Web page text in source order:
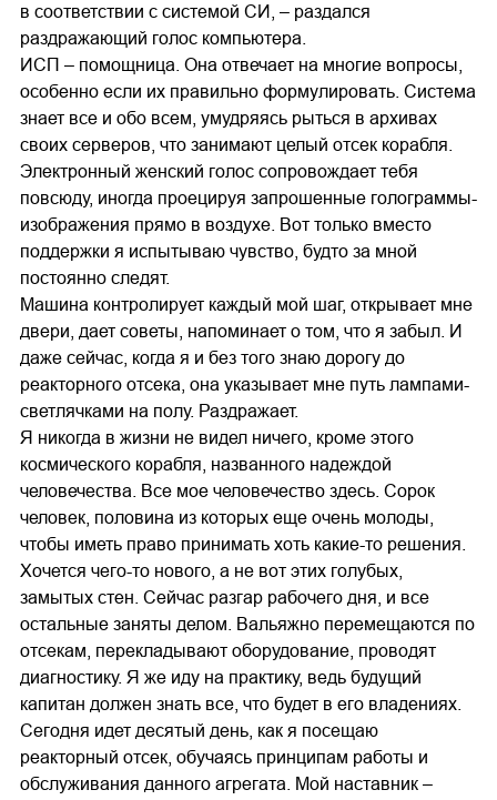
в соответствии с системой СИ, – раздался
раздражающий голос компьютера.
ИСП – помощница. Она отвечает на многие вопросы,
особенно если их правильно формулировать. Система
знает все и обо всем, умудряясь рыться в архивах
своих серверов, что занимают целый отсек корабля.
Электронный женский голос сопровождает тебя
повсюду, иногда проецируя запрошенные голограммы-
изображения прямо в воздухе. Вот только вместо
поддержки я испытываю чувство, будто за мной
постоянно следят.
Машина контролирует каждый мой шаг, открывает мне
двери, дает советы, напоминает о том, что я забыл. И
даже сейчас, когда я и без того знаю дорогу до
реакторного отсека, она указывает мне путь лампами-
светлячками на полу. Раздражает.
Я никогда в жизни не видел ничего, кроме этого
космического корабля, названного надеждой
человечества. Все мое человечество здесь. Сорок
человек, половина из которых еще очень молоды,
чтобы иметь право принимать хоть какие-то решения.
Хочется чего-то нового, а не вот этих голубых,
замытых стен. Сейчас разгар рабочего дня, и все
остальные заняты делом. Вальяжно перемещаются по
отсекам, перекладывают оборудование, проводят
диагностику. Я же иду на практику, ведь будущий
капитан должен знать все, что будет в его владениях.
Сегодня идет десятый день, как я посещаю
реакторный отсек, обучаясь принципам работы и
обслуживания данного агрегата. Мой наставник –